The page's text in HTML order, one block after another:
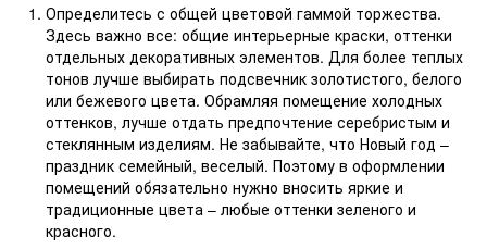
Определитесь с общей цветовой гаммой торжества.
Здесь важно все: общие интерьерные краски, оттенки
отдельных декоративных элементов. Для более теплых
тонов лучше выбирать подсвечник золотистого, белого
или бежевого цвета. Обрамляя помещение холодных
оттенков, лучше отдать предпочтение серебристым и
стеклянным изделиям. Не забывайте, что Новый год –
праздник семейный, веселый. Поэтому в оформлении
помещений обязательно нужно вносить яркие и
традиционные цвета – любые оттенки зеленого и
красного.